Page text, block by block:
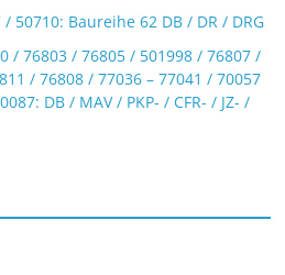
50710: Baureihe 62 DB / DR / DRG
/ 76803 / 76805 / 501998 / 76807 /
/ 76808 / 77036 – 77041 / 70057
DB / MAV / PKP- / CFR- / JZ- /